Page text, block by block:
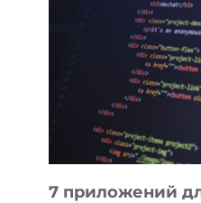
ДЛЯ
РАБОТЫ
7 приложений